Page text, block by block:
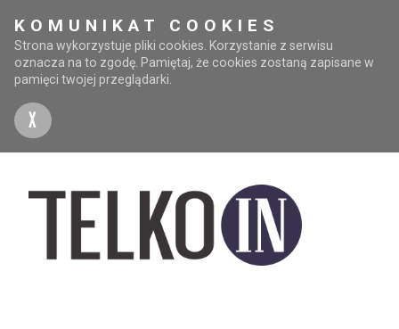
KOMUNIKAT COOKIES
Strona wykorzystuje pliki cookies. Korzystanie z serwisu
oznacza na to zgodę. Pamiętaj, że cookies zostaną zapisane w
pamięci twojej przeglądarki.
X